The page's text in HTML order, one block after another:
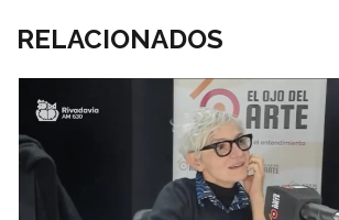
RELACIONADOS